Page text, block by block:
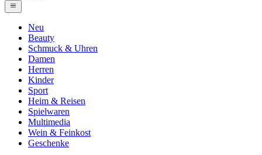
Neu
Beauty
Schmuck & Uhren
Damen
Herren
Kinder
Sport
Heim & Reisen
Spielwaren
Multimedia
Wein & Feinkost
Geschenke